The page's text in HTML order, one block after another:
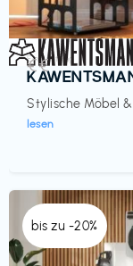
Einrichtung
Stylische Möbel
lesen
€€‎
bis zu -20%